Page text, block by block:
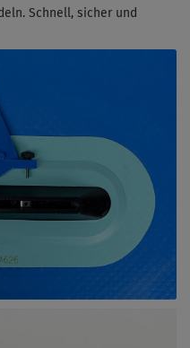
Schnell, sicher und